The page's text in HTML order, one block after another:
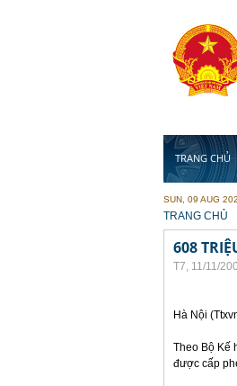
TRANG CHỦ
SUN, 09 AUG
YOU ARE
TRANG CHỦ
608
T7, 11/11/
Hà Nội
Theo Bộ Kế
được cấp